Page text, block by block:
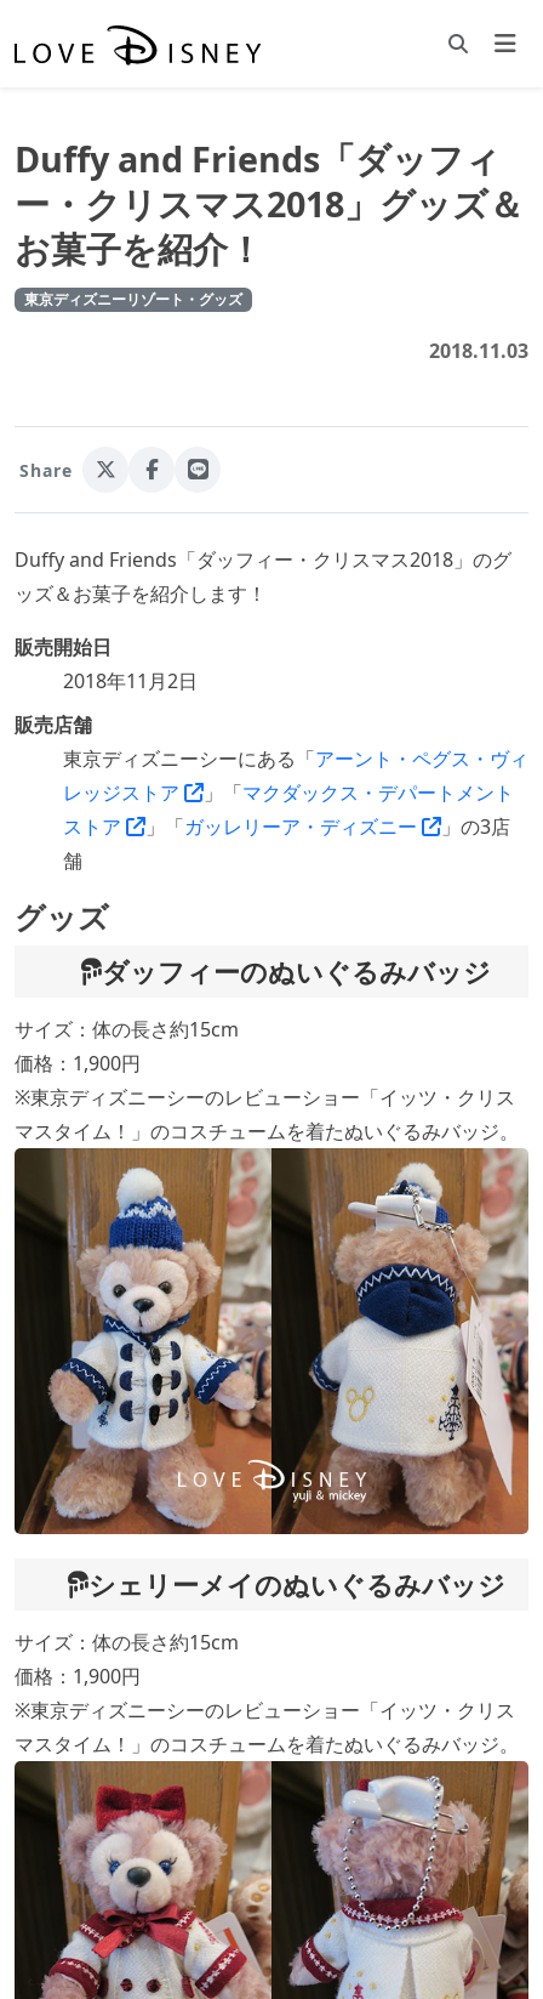
Duffy and Friends「ダッフィ
ー・クリスマス2018」グッズ＆
お菓子を紹介！
東京ディズニーリゾート・グッズ
2018.11.03
Share
Duffy and Friends「ダッフィー・クリスマス2018」のグ
ッズ＆お菓子を紹介します！
販売開始日
2018年11月2日
販売店舗
東京ディズニーシーにある「アーント・ペグス・ヴィ
レッジストア
」「マクダックス・デパートメント
ストア
」「ガッレリーア・ディズニー
」の3店
舗
グッズ
ダッフィーのぬいぐるみバッジ
サイズ：体の長さ約15cm
価格：1,900円
※東京ディズニーシーのレビューショー「イッツ・クリス
マスタイム！」のコスチュームを着たぬいぐるみバッジ。
シェリーメイのぬいぐるみバッジ
サイズ：体の長さ約15cm
価格：1,900円
※東京ディズニーシーのレビューショー「イッツ・クリス
マスタイム！」のコスチュームを着たぬいぐるみバッジ。